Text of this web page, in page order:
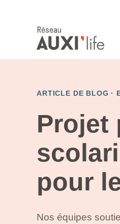
ARTICLE DE BLOG ·
Projet
pour
Nos équipes